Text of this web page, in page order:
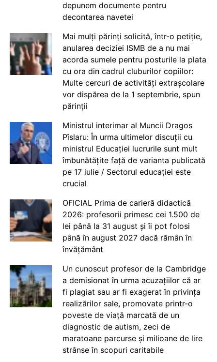
depunem documente pentru
decontarea navetei
Mai mulți părinți solicită, într-o petiție,
anularea deciziei ISMB de a nu mai
acorda sumele pentru posturile la plata
cu ora din cadrul cluburilor copiilor:
Multe cercuri de activități extrașcolare
vor dispărea de la 1 septembrie, spun
părinții
Ministrul interimar al Muncii Dragos
Pîslaru: În urma ultimelor discuții cu
ministrul Educației lucrurile sunt mult
îmbunătățite față de varianta publicată
pe 17 iulie / Sectorul educației este
crucial
OFICIAL Prima de carieră didactică
2026: profesorii primesc cei 1.500 de
lei până la 31 august și îi pot folosi
până în august 2027 dacă rămân în
învățământ
Un cunoscut profesor de la Cambridge
a demisionat în urma acuzațiilor că ar
fi plagiat sau ar fi exagerat în privința
realizărilor sale, promovate printr-o
poveste de viață marcată de un
diagnostic de autism, zeci de
maratoane parcurse și milioane de lire
strânse în scopuri caritabile